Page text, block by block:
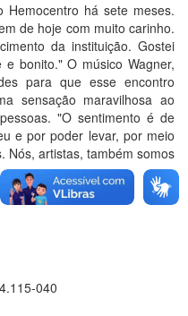
Hemocentro há sete meses.
de hoje com muito carinho.
da instituição. Gostei
bonito." O músico Wagner,
para que esse encontro
sensação maravilhosa ao
"O sentimento é de
e por poder levar, por meio
Nós, artistas, também somos
040